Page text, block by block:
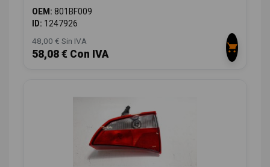
OEM: 801BF009
ID: 1247926
48,00 € Sin IVA
58,08 € Con IVA